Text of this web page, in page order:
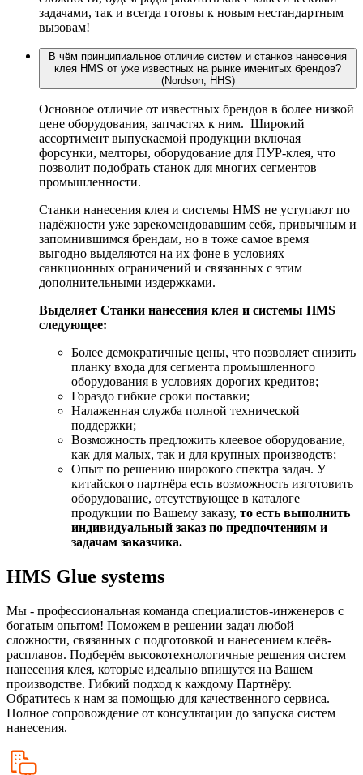
задачами, так и всегда готовы к новым нестандартным
вызовам!
В чём принципиальное отличие систем и станков нанесения
клея HMS от уже известных на рынке именитых брендов?
(Nordson, HHS)
Основное отличие от известных брендов в более низкой
цене оборудования, запчастях к ним. Широкий
ассортимент выпускаемой продукции включая
форсунки, мелторы, оборудование для ПУР-клея, что
позволит подобрать станок для многих сегментов
промышленности.
Станки нанесения клея и системы HMS не уступают по
надёжности уже зарекомендовавшим себя, привычным и
запомнившимся брендам, но в тоже самое время
выгодно выделяются на их фоне в условиях
санкционных ограничений и связанных с этим
дополнительными издержками.
Выделяет Станки нанесения клея и системы HMS
следующее:
Более демократичные цены, что позволяет снизить
планку входа для сегмента промышленного
оборудования в условиях дорогих кредитов;
Гораздо гибкие сроки поставки;
Налаженная служба полной технической
поддержки;
Возможность предложить клеевое оборудование,
как для малых, так и для крупных производств;
Опыт по решению широкого спектра задач. У
китайского партнёра есть возможность изготовить
оборудование, отсутствующее в каталоге
продукции по Вашему заказу, то есть выполнить
индивидуальный заказ по предпочтениям и
задачам заказчика.
HMS Glue systems
Мы - профессиональная команда специалистов-инженеров с
богатым опытом! Поможем в решении задач любой
сложности, связанных с подготовкой и нанесением клеёв-
расплавов. Подберём высокотехнологичные решения систем
нанесения клея, которые идеально впишутся на Вашем
производстве. Гибкий подход к каждому Партнёру.
Обратитесь к нам за помощью для качественного сервиса.
Полное сопровождение от консультации до запуска систем
нанесения.